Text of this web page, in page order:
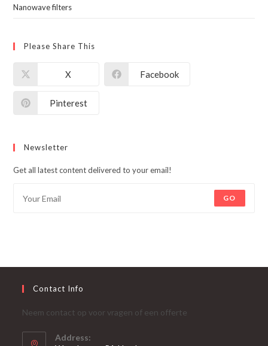
Nanowave filters
Please Share This
X Facebook
Pinterest
Newsletter
Get all latest content delivered to your email!
GO
Contact Info
Neem contact op voor vragen of een offerte
Address: